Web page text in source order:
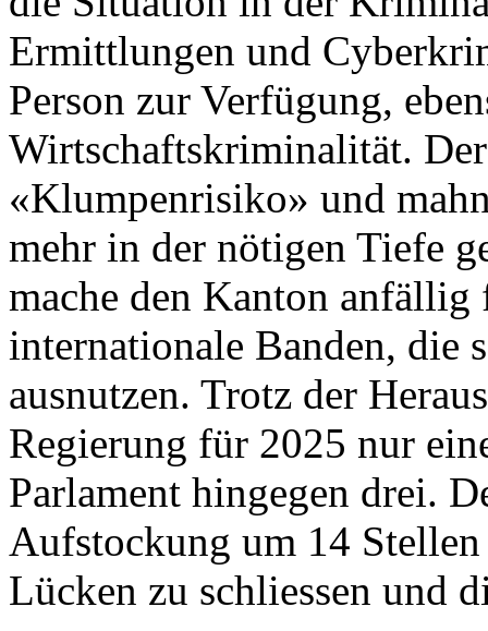
Ermittlungen und
Person zur Verfügung,
Wirtschaftskriminalität.
«Klumpenrisiko» und
mehr in der nötigen Tiefe
mache den Kanton
internationale Banden, die
ausnutzen. Trotz der
Regierung für 2025 nur
Parlament hingegen drei.
Aufstockung um 14
Lücken zu schliessen und